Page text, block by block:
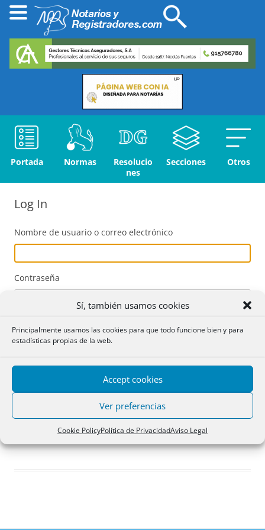
Sí, también usamos cookies
Principalmente usamos las cookies para que todo funcione bien y para
estadísticas propias de la web.
Accept cookies
Ver preferencias
Cookie PolicyPolítica de PrivacidadAviso Legal
Portada Normas
Resolucio
nes
Secciones Otros
Log In
Nombre de usuario o correo electrónico
Contraseña
Acceder
Registro
¿Has olvidado tu contraseña?